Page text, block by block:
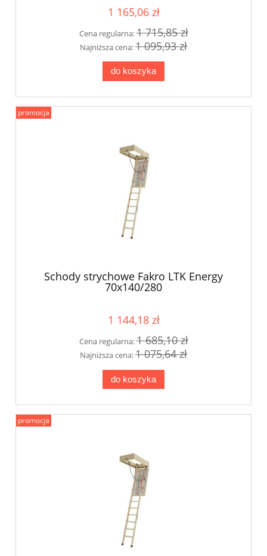
1 165,06 zł
Cena regularna:1 715,85 zł
Najniższa cena:1 095,93 zł
do koszyka
Schody strychowe Fakro LTK Energy
70x140/280
1 144,18 zł
Cena regularna:1 685,10 zł
Najniższa cena:1 075,64 zł
do koszyka
promocja
promocja